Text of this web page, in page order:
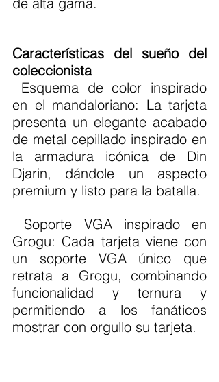
Características del sueño del
coleccionista
en el mandaloriano: La tarjeta
presenta un elegante acabado
de metal cepillado inspirado en
la armadura icónica de Din
Djarin, dándole un aspecto
premium y listo para la batalla.
Grogu: Cada tarjeta viene con
un soporte VGA único que
retrata a Grogu, combinando
funcionalidad y ternura y
permitiendo a los fanáticos
mostrar con orgullo su tarjeta.